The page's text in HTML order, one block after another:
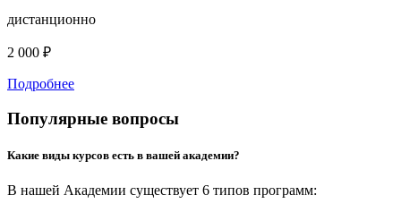
дистанционно
2 000 ₽
Подробнее
Популярные вопросы
Какие виды курсов есть в вашей академии?
В нашей Академии существует 6 типов программ: